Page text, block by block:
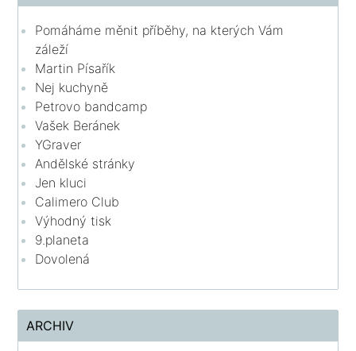
Pomáháme měnit příběhy, na kterých Vám
záleží
Martin Písařík
Nej kuchyně
Petrovo bandcamp
Vašek Beránek
YGraver
Andělské stránky
Jen kluci
Calimero Club
Výhodný tisk
9.planeta
Dovolená
ARCHIV